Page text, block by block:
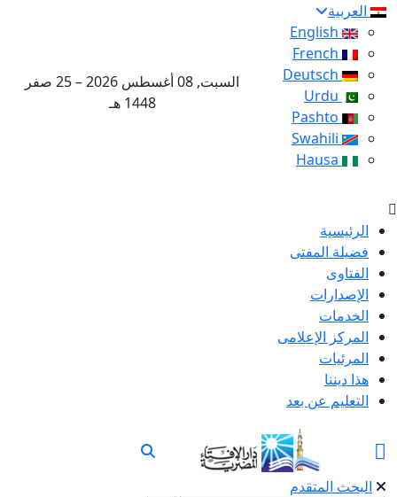
العربية
السبت, 08 أغسطس 2026 – 25 صفر
1448 هـ
الرئيسية
فضيلة المفتى
الفتاوى
الإصدارات
الخدمات
المركز الإعلامى
المرئيات
هذا ديننا
التعليم عن بعد
البحث المتقدم